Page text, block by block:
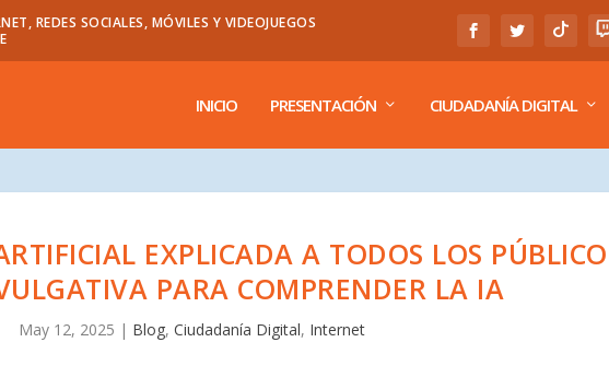
REDES SOCIALES, MÓVILES Y VIDEOJUEGOS
INICIO PRESENTACIÓN CIUDADANÍA DIGITAL
EXPLICADA A TODOS LOS
PARA COMPRENDER LA IA
May 12, 2025 | Blog,Ciudadanía Digital, Internet